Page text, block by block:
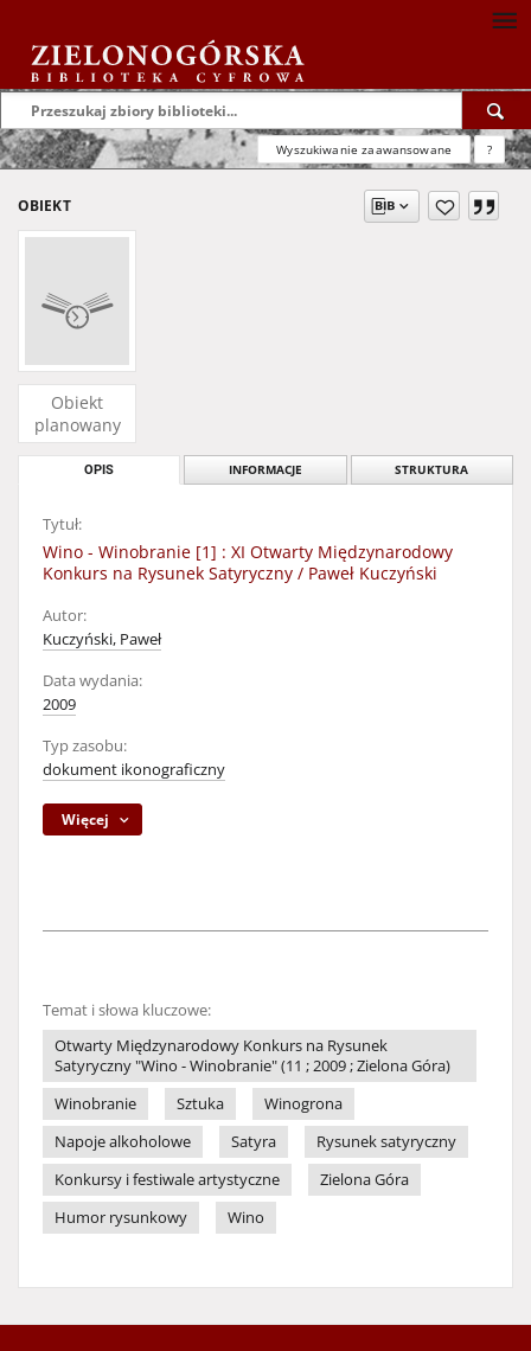
Wyszukiwanie zaawansowane ?
OBIEKT
Obiekt
planowany
OPIS INFORMACJE STRUKTURA
Tytuł:
Wino - Winobranie [1] : XI Otwarty Międzynarodowy
Konkurs na Rysunek Satyryczny / Paweł Kuczyński
Autor:
Kuczyński, Paweł
Data wydania:
2009
Typ zasobu:
dokument ikonograficzny
Więcej
Temat i słowa kluczowe:
Otwarty Międzynarodowy Konkurs na Rysunek
Satyryczny "Wino - Winobranie" (11 ; 2009 ; Zielona Góra)
Winobranie
Sztuka
Winogrona
Napoje alkoholowe
Satyra
Rysunek satyryczny
Konkursy i festiwale artystyczne
Zielona Góra
Humor rysunkowy
Wino